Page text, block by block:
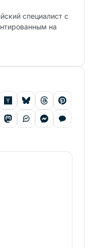
специалист с
на